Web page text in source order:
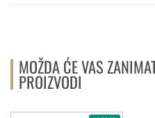
MOŽDA ĆE VAS
PROIZVODI